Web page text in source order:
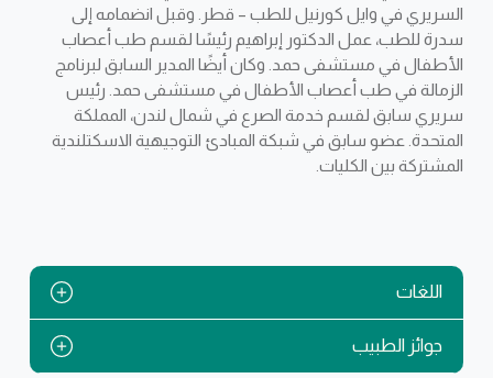
السريري في وايل كورنيل للطب – قطر. وقبل انضمامه إلى
سدرة للطب، عمل الدكتور إبراهيم رئيسًا لقسم طب أعصاب
الأطفال في مستشفى حمد. وكان أيضًا المدير السابق لبرنامج
الزمالة في طب أعصاب الأطفال في مستشفى حمد. رئيس
سريري سابق لقسم خدمة الصرع في شمال لندن، المملكة
المتحدة. عضو سابق في شبكة المبادئ التوجيهية الاسكتلندية
المشتركة بين الكليات.
اللغات
جوائز الطبيب